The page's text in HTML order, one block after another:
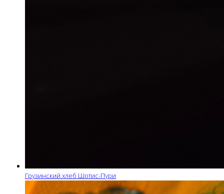
Грузинский хлеб Шотис-Пури